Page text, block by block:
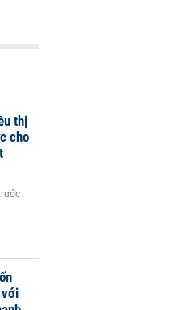
thị
cho
với